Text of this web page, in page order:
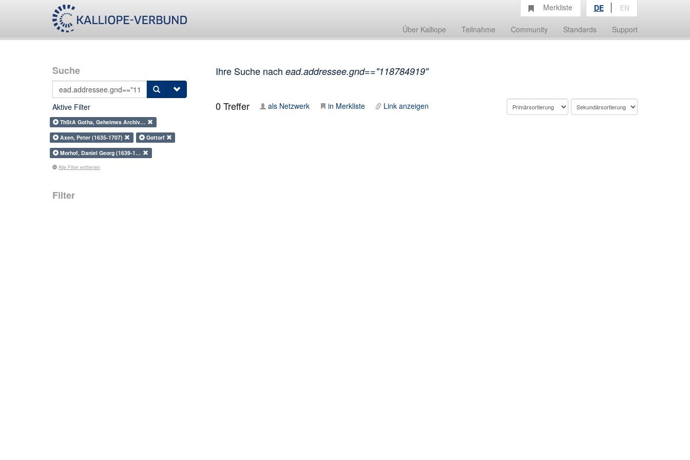
Über Kalliope Teilnahme Community Standards Support
Merkliste DE EN
Suche
Aktive Filter
ThStA Gotha, Geheimes Archiv…
Axen, Peter (1635-1707)
Gottorf
Morhof, Daniel Georg (1639-1…
Alle Filter entfernen
Filter
Ihre Suche nach ead.addressee.gnd=="118784919"
0Treffer als Netzwerk in Merkliste Link anzeigen